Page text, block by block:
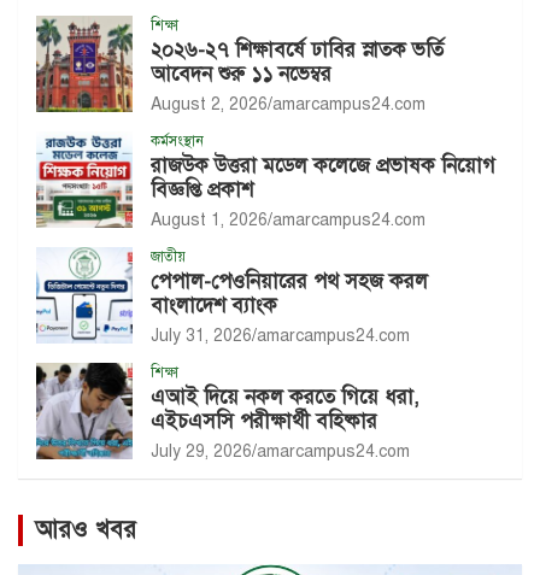
শিক্ষা
২০২৬-২৭ শিক্ষাবর্ষে ঢাবির স্নাতক ভর্তি
আবেদন শুরু ১১ নভেম্বর
August 2, 2026 amarcampus24.com
কর্মসংস্থান
রাজউক উত্তরা মডেল কলেজে প্রভাষক নিয়োগ
বিজ্ঞপ্তি প্রকাশ
August 1, 2026 amarcampus24.com
জাতীয়
পেপাল-পেওনিয়ারের পথ সহজ করল
বাংলাদেশ ব্যাংক
July 31, 2026 amarcampus24.com
শিক্ষা
এআই দিয়ে নকল করতে গিয়ে ধরা,
এইচএসসি পরীক্ষার্থী বহিষ্কার
July 29, 2026 amarcampus24.com
আরও খবর